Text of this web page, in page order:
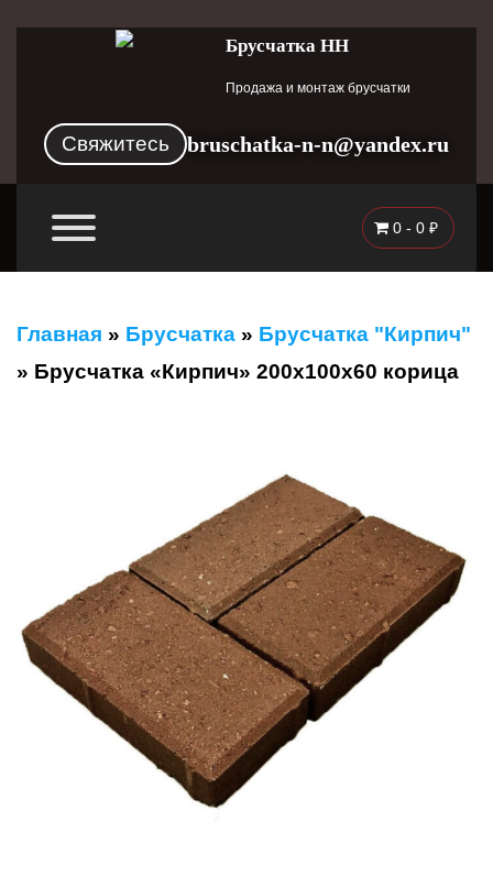
Брусчатка НН
Продажа и монтаж брусчатки
Свяжитесь bruschatka-n-n@yandex.ru
0 - 0 ₽
Главная » Брусчатка » Брусчатка "Кирпич"
» Брусчатка «Кирпич» 200x100x60 корица